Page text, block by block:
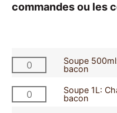
commandes ou les
Soupe
bacon
Soupe 1L:
bacon